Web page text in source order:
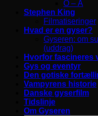
O – Å
Stephen King
Filmatiseringer
Hvad er en gyser?
Gyseren: om
(uddrag)
Hvorfor fascineres
Gys og eventyr
Den gotiske
Vampyrens historie
Danske gyserfilm
Tidslinje
Om Gyseren